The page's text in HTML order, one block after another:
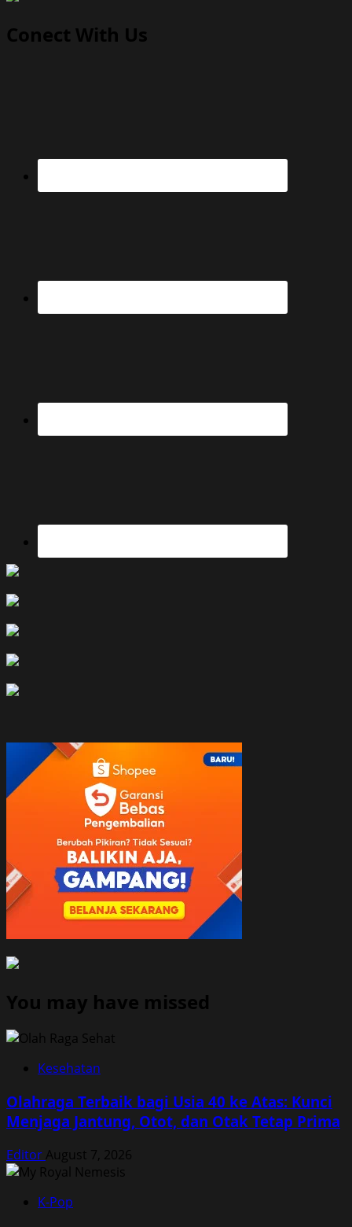
Conect With Us
You may have missed
Kesehatan
Olahraga Terbaik bagi Usia 40 ke Atas: Kunci
Menjaga Jantung, Otot, dan Otak Tetap Prima
Editor August 7, 2026
K-Pop